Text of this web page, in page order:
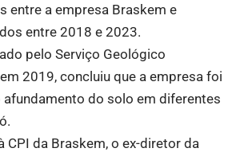
entre a empresa Braskem e
entre 2018 e 2023.
pelo Serviço Geológico
2019, concluiu que a empresa foi
afundamento do solo em diferentes
CPI da Braskem, o ex-diretor da